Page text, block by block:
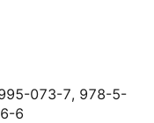
073-7, 978-5-
6